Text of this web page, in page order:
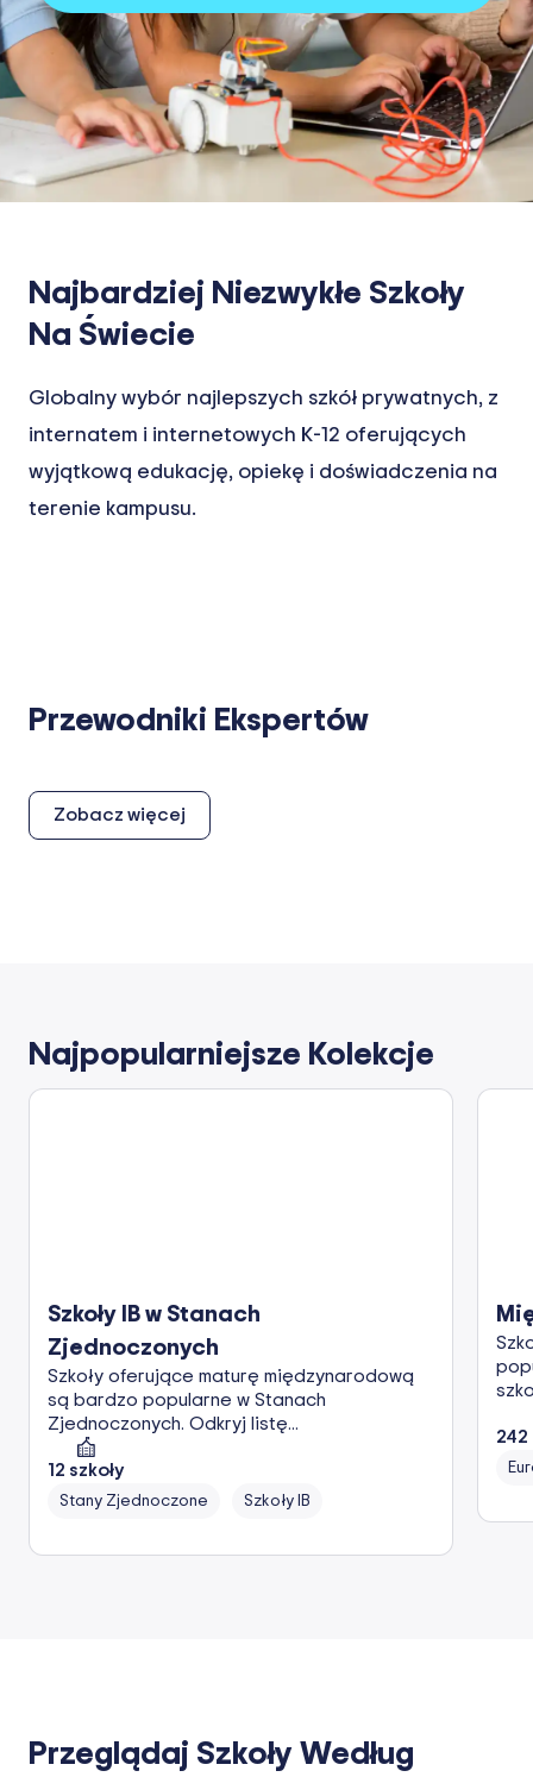
Najbardziej Niezwykłe Szkoły
Na Świecie
Globalny wybór najlepszych szkół prywatnych, z
internatem i internetowych K-12 oferujących
wyjątkową edukację, opiekę i doświadczenia na
terenie kampusu.
Przewodniki Ekspertów
Zobacz więcej
Najpopularniejsze Kolekcje
Szkoły IB w Stanach
Zjednoczonych
Szkoły oferujące maturę międzynarodową
są bardzo popularne w Stanach
Zjednoczonych. Odkryj listę...
12 szkoły
Stany Zjednoczone Szkoły IB
242
Przeglądaj Szkoły Według